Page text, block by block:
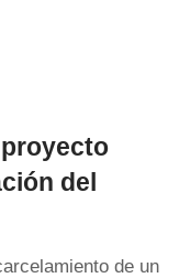
del
de un